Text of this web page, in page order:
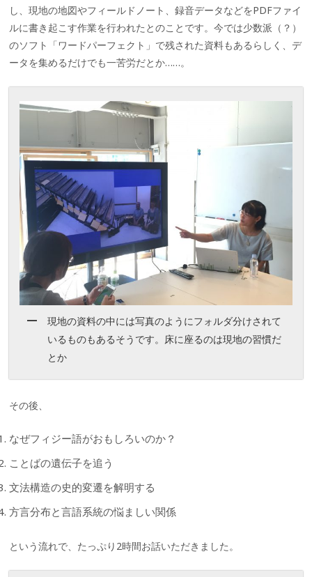
し、現地の地図やフィールドノート、録音データなどをPDFファイ
ルに書き起こす作業を行われたとのことです。今では少数派（？）
のソフト「ワードパーフェクト」で残された資料もあるらしく、デ
ータを集めるだけでも一苦労だとか……。
現地の資料の中には写真のようにフォルダ分けされて
いるものもあるそうです。床に座るのは現地の習慣だ
とか
その後、
なぜフィジー語がおもしろいのか？
ことばの遺伝子を追う
文法構造の史的変遷を解明する
方言分布と言語系統の悩ましい関係
という流れで、たっぷり2時間お話いただきました。